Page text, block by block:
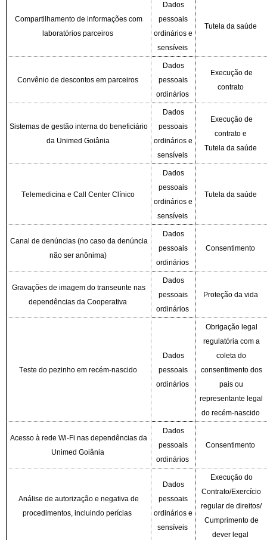
Compartilhamento de informações com
laboratórios parceiros
Dados
pessoais
ordinários e
sensíveis
Tutela da saúde
Convênio de descontos em parceiros
Dados
pessoais
ordinários
Execução de
contrato
Sistemas de gestão interna do beneficiário
da Unimed Goiânia
Dados
pessoais
ordinários e
sensíveis
Execução de
contrato e
Tutela da saúde
Telemedicina e Call Center Clínico
Dados
pessoais
ordinários e
sensíveis
Tutela da saúde
Canal de denúncias (no caso da denúncia
não ser anônima)
Dados
pessoais
ordinários
Consentimento
Gravações de imagem do transeunte nas
dependências da Cooperativa
Dados
pessoais
ordinários
Proteção da vida
Teste do pezinho em recém-nascido
Dados
pessoais
ordinários
Obrigação legal
regulatória com a
coleta do
consentimento dos
pais ou
representante legal
do recém-nascido
Acesso à rede Wi-Fi nas dependências da
Unimed Goiânia
Dados
pessoais
ordinários
Consentimento
Análise de autorização e negativa de
procedimentos, incluindo perícias
Dados
pessoais
ordinários e
sensíveis
Execução do
Contrato/Exercício
regular de direitos/
Cumprimento de
dever legal